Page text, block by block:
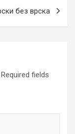
без врска
Required fields